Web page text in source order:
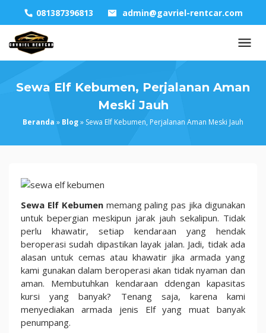
content
081387396813 admin@gavriel-rentcar.com
Sewa Elf Kebumen, Perjalanan Aman
Meski Jauh
Beranda » Blog» Sewa Elf Kebumen, Perjalanan Aman Meski Jauh
Sewa
Kebumen,
Perjalanan
Aman
Meski
Jauh
Sewa Elf Kebumen memang paling pas jika digunakan
untuk bepergian meskipun jarak jauh sekalipun. Tidak
perlu khawatir, setiap kendaraan yang hendak
beroperasi sudah dipastikan layak jalan. Jadi, tidak ada
alasan untuk cemas atau khawatir jika armada yang
kami gunakan dalam beroperasi akan tidak nyaman dan
aman. Membutuhkan kendaraan ddengan kapasitas
kursi yang banyak? Tenang saja, karena kami
menyediakan armada jenis Elf yang muat banyak
penumpang.